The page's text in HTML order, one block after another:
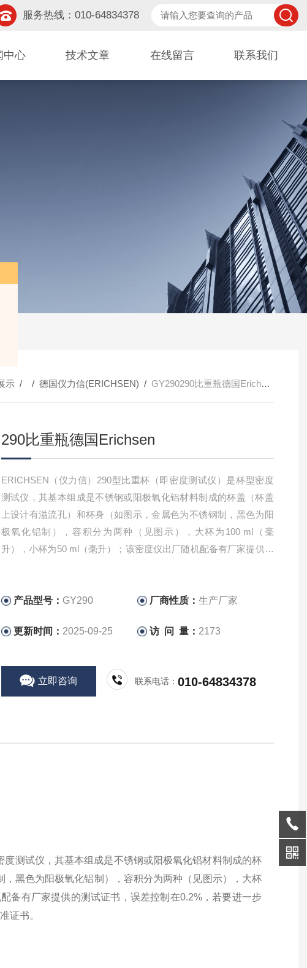
服务热线：010-64834378
中心 技术文章 在线留言 联系我们
示/ / 德国仪力信(ERICHSEN) / GY290290比重瓶德国Erichsen
290比重瓶德国Erichsen
ERICHSEN（仪力信）290型比重杯（即密度测试仪）是杯型密度
测试仪，其基本组成是不锈钢或阳极氧化铝材料制成的杯盖（杯盖
上设计有溢流孔）和杯身（如图示，金属色为不锈钢制，黑色为阳
极氧化铝制），容积分为两种（见图示），大杯为100 ml（毫
升），小杯为50 ml（毫升）；该密度仪出厂随机配备有厂家提供的
产品型号： GY290 厂商性质：生产厂家
更新时间： 2025-09-25 访 问 量： 2173
立即咨询 联系电话：010-64834378
测试仪，其基本组成是不锈钢或阳极氧化铝材料制成的杯
黑色为阳极氧化铝制），容积分为两种（见图示），大杯
备有厂家提供的测试证书，误差控制在0.2%，若要进一步
证书。